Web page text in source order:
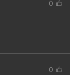
0
0